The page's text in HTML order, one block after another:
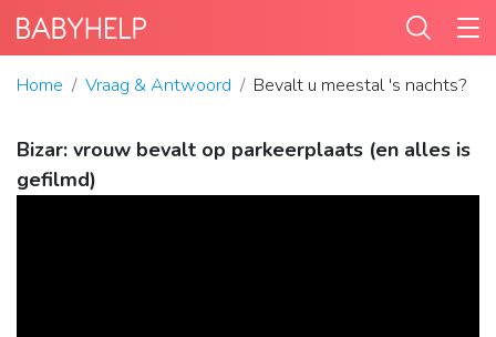
Home Vraag & Antwoord Bevalt u meestal 's nachts?
Bizar: vrouw bevalt op parkeerplaats (en alles is
gefilmd)